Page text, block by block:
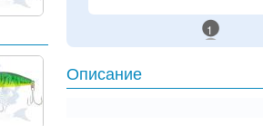
1
Описание